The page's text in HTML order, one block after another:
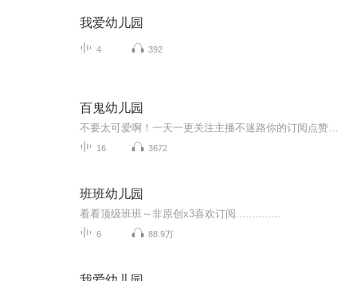
我爱幼儿园
4 392
百鬼幼儿园
16 3672
班班幼儿园
看看顶级班班～非原创x3喜欢订阅..............
6 88.9万